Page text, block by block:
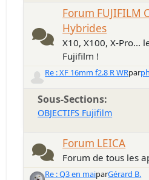
Forum FUJIFILM
Hybrides
X10, X100, X-Pro...
Fujifilm !
Re : XF 16mm f2.8 R WRpar
Sous-Sections
OBJECTIFS Fujifilm
Forum LEICA
Forum de tous les
Re : Q3 en maiparGérard B.